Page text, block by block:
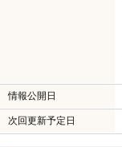
情報公開日
次回更新予定日